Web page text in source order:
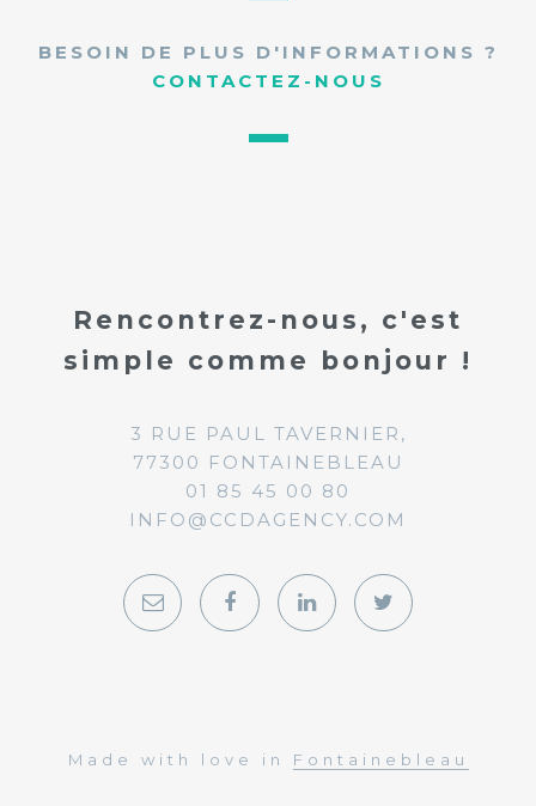
BESOIN DE PLUS D'INFORMATIONS ?
CONTACTEZ-NOUS
Rencontrez-nous, c'est
simple comme bonjour !
3 RUE PAUL TAVERNIER,
77300 FONTAINEBLEAU
01 85 45 00 80
INFO@CCDAGENCY.COM
Made with love in Fontainebleau